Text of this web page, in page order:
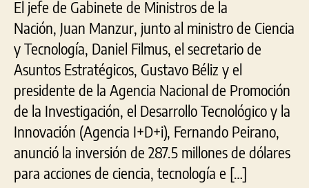
El jefe de Gabinete de Ministros de la
Nación, Juan Manzur, junto al ministro de Ciencia
y Tecnología, Daniel Filmus, el secretario de
Asuntos Estratégicos, Gustavo Béliz y el
presidente de la Agencia Nacional de Promoción
de la Investigación, el Desarrollo Tecnológico y la
Innovación (Agencia I+D+i), Fernando Peirano,
anunció la inversión de 287.5 millones de dólares
para acciones de ciencia, tecnología e […]